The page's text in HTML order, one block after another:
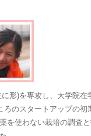
形)を専攻し、大学院在
ろのスタートアップの初
を使わない栽培の調査